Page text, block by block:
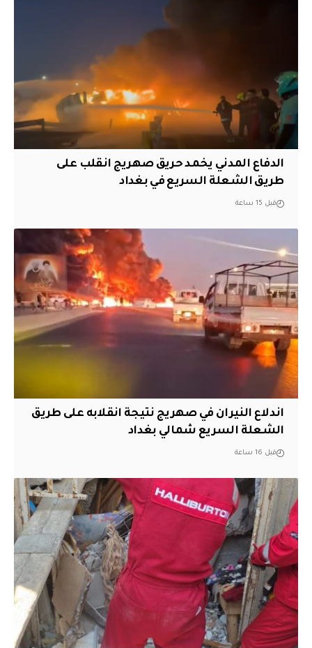
الدفاع المدني يخمد حريق صهريج انقلب على
طريق الشعلة السريع في بغداد
قبل 15 ساعة
اندلاع النيران في صهريج نتيجة انقلابه على طريق
الشعلة السريع شمالي بغداد
قبل 16 ساعة